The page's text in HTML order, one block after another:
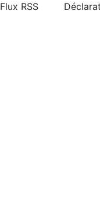
Flux RSS